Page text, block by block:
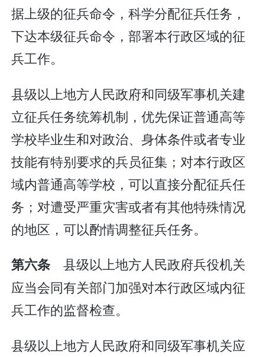
据上级的征兵命令，科学分配征兵任务，
下达本级征兵命令，部署本行政区域的征
兵工作。
县级以上地方人民政府和同级军事机关建
立征兵任务统筹机制，优先保证普通高等
学校毕业生和对政治、身体条件或者专业
技能有特别要求的兵员征集；对本行政区
域内普通高等学校，可以直接分配征兵任
务；对遭受严重灾害或者有其他特殊情况
的地区，可以酌情调整征兵任务。
第六条 县级以上地方人民政府兵役机关
应当会同有关部门加强对本行政区域内征
兵工作的监督检查。
县级以上地方人民政府和同级军事机关应